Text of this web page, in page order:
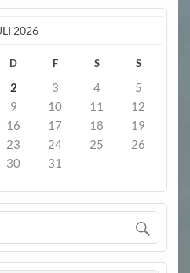
2026
D F S S
2 3 4
5
9 10 11
12
16 17 18
19
23 24 25
26
30
31